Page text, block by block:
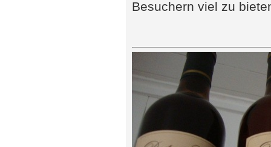
Besuchern viel zu